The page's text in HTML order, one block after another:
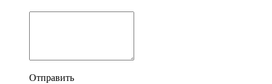
Отправить